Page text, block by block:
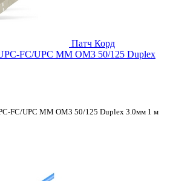
Патч Корд
FC/UPC MM OM3 50/125 Duplex
FC/UPC MM OM3 50/125 Duplex 3.0мм 1 м